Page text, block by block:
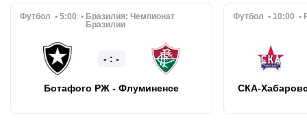
Футбол 5:00 Бразилия: Чемпионат
Бразилии
- : -
Ботафого РЖ - Флуминенсе
Футбол 10:00
СКА-